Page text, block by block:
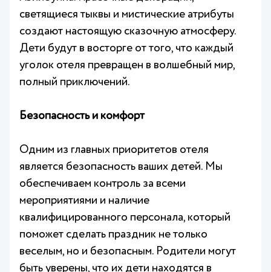
светящиеся тыквы и мистические атрибуты
создают настоящую сказочную атмосферу.
Дети будут в восторге от того, что каждый
уголок отеля превращен в волшебный мир,
полный приключений.
Безопасность и комфорт
Одним из главных приоритетов отеля
является безопасность ваших детей. Мы
обеспечиваем контроль за всеми
мероприятиями и наличие
квалифицированного персонала, который
поможет сделать праздник не только
веселым, но и безопасным. Родители могут
быть уверены, что их дети находятся в